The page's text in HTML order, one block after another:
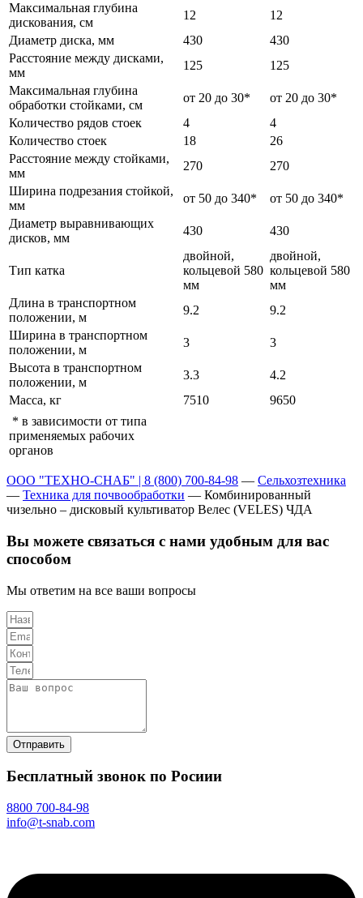
Максимальная глубина
дискования, см
12
12
Диаметр диска, мм
430
430
Расстояние между дисками,
мм
125
125
Максимальная глубина
обработки стойками, см
от 20 до 30*
от 20 до 30*
Количество рядов стоек
4
4
Количество стоек
18
26
Расстояние между стойками,
мм
270
270
Ширина подрезания стойкой,
мм
от 50 до 340*
от 50 до 340*
Диаметр выравнивающих
дисков, мм
430 430
Тип катка
двойной,
кольцевой 580
мм
двойной,
кольцевой 580
мм
Длина в транспортном
положении, м
9.2
9.2
Ширина в транспортном
положении, м
3
3
Высота в транспортном
положении, м
3.3
4.2
Масса, кг
7510
9650
* в зависимости от типа
применяемых рабочих
органов
ООО "ТЕХНО-СНАБ" | 8 (800) 700-84-98 — Сельхозтехника
— Техника для почвообработки — Комбинированный
чизельно – дисковый культиватор Велес (VELES) ЧДА
Вы можете связаться с нами удобным для вас
способом
Мы ответим на все ваши вопросы
Отправить
Бесплатный звонок по Росиии
8800 700-84-98
info@t-snab.com